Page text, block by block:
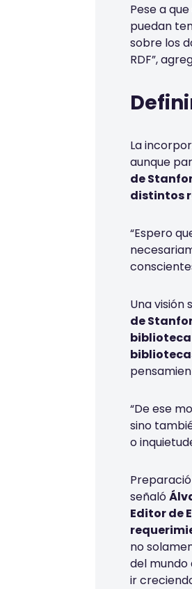
Pese a
puedan
sobre los
RDF”,
La
aunque
de
distintos
“Espero
Una visión
de
“De ese
sino
o
señaló
Editor de
no
del mundo
ir